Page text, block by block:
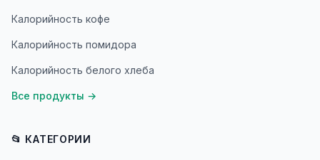
Калорийность кофе
Калорийность помидора
Калорийность белого хлеба
Все продукты →
📂 КАТЕГОРИИ